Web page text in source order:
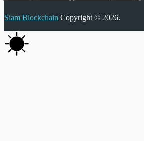
Siam Blockchain Copyright © 2026.